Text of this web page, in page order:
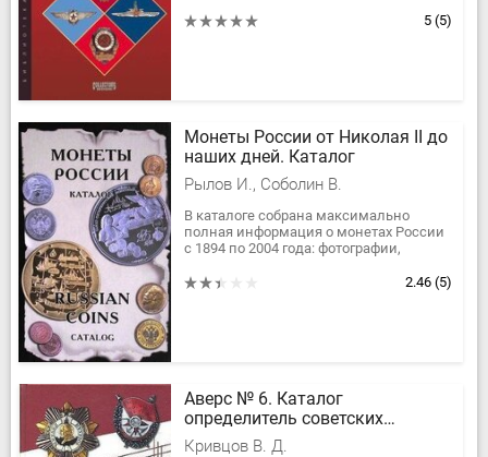
даются изображения и...
5 (5)
Монеты России от Николая ІІ до
наших дней. Каталог
Рылов И., Соболин В.
В каталоге собрана максимально
полная информация о монетах России
с 1894 по 2004 года: фотографии,
даты выпуска в обращение,
2.46 (5)
Аверс № 6. Каталог
определитель советских
орденов и медалей
Кривцов В. Д.